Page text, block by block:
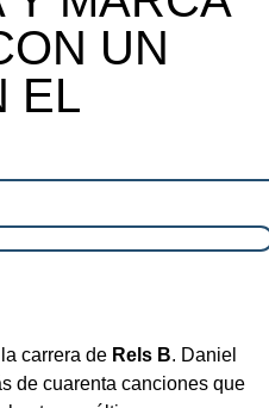
UN
EL
carrera de Rels B. Daniel
de cuarenta canciones que